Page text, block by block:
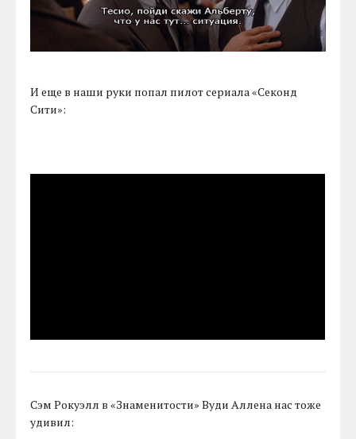
И еще в наши руки попал пилот сериала «Секонд
Сити»:
Сэм Рокуэлл в «Знаменитости» Вуди Аллена нас тоже
удивил: